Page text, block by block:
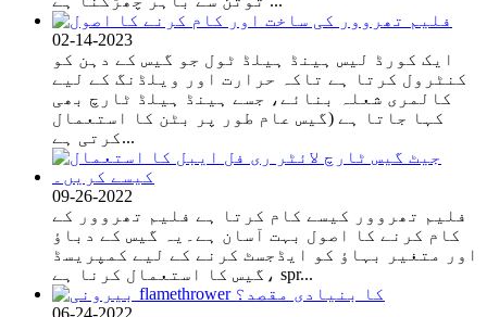
02-14-2023
ایک کورڈ لیس ہینڈ ہیلڈ ٹول جو گیس کے دہن کو
کنٹرول کرتا ہے تاکہ حرارت اور ویلڈنگ کے لیے
کالمری شعلہ بنائے، جسے ہینڈ ہیلڈ ٹارچ بھی
کہا جاتا ہے (گیس عام طور پر بٹن کا استعمال
کرتی ہے...
09-26-2022
فلیم تھروور کیسے کام کرتا ہے فلیم تھروور کے
کام کرنے کا اصول بہت آسان ہے۔یہ گیس کے دباؤ
اور متغیر بہاؤ کو ایڈجسٹ کرنے کے لیے کمپریسڈ
گیس کا استعمال کرنا ہے، spr...